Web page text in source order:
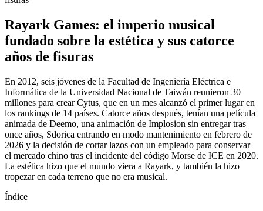
Rayark Games: el imperio musical
fundado sobre la estética y sus catorce
años de fisuras
En 2012, seis jóvenes de la Facultad de Ingeniería Eléctrica e
Informática de la Universidad Nacional de Taiwán reunieron 30
millones para crear Cytus, que en un mes alcanzó el primer lugar en
los rankings de 14 países. Catorce años después, tenían una película
animada de Deemo, una animación de Implosion sin entregar tras
once años, Sdorica entrando en modo mantenimiento en febrero de
2026 y la decisión de cortar lazos con un empleado para conservar
el mercado chino tras el incidente del código Morse de ICE en 2020.
La estética hizo que el mundo viera a Rayark, y también la hizo
tropezar en cada terreno que no era musical.
Índice